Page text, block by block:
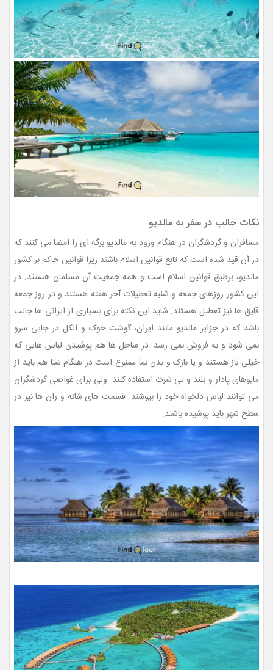
نکات جالب در سفر به مالدیو
مسافران و گردشگران در هنگام ورود به مالدیو برگه ای را امضا می کنند که
در آن قید شده است که تابع قوانین اسلام باشند زیرا قوانین حاکم بر کشور
مالدیو، برطبق قوانین اسلام است و همه جمعیت آن مسلمان هستند. در
این کشور روزهای جمعه و شنبه تعطیلات آخر هفته هستند و در روز جمعه
قایق ها نیز تعطیل هستند. شاید این نکته برای بسیاری از ایرانی ها جالب
باشد که در جزایر مالدیو مانند ایران، گوشت خوک و الکل در جایی سرو
نمی شود و به فروش نمی رسد. در ساحل ها هم پوشیدن لباس هایی که
خیلی باز هستند و یا نازک و بدن نما ممنوع است در هنگام شنا هم باید از
مایوهای پادار و بلند و تی شرت استفاده کنند. ولی برای غواصی گردشگران
می توانند لباس دلخواه خود را بپوشند. قسمت های شانه و ران ها نیز در
سطح شهر باید پوشیده باشند.